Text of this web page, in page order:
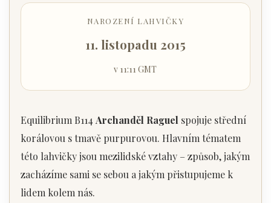
NAROZENÍ LAHVIČKY
11. listopadu 2015
v 11:11 GMT
Equilibrium B114 Archanděl Raguel spojuje střední
korálovou s tmavě purpurovou. Hlavním tématem
této lahvičky jsou mezilidské vztahy – způsob, jakým
zacházíme sami se sebou a jakým přistupujeme k
lidem kolem nás.